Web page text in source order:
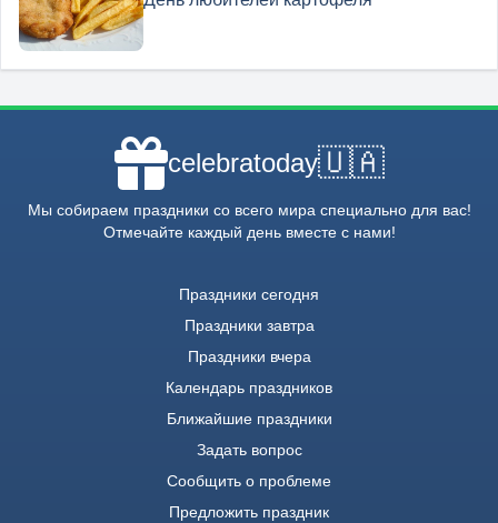
celebratoday🇺🇦
Мы собираем праздники со всего мира специально для вас!
Отмечайте каждый день вместе с нами!
Праздники сегодня
Праздники завтра
Праздники вчера
Календарь праздников
Ближайшие праздники
Задать вопрос
Сообщить о проблеме
Предложить праздник